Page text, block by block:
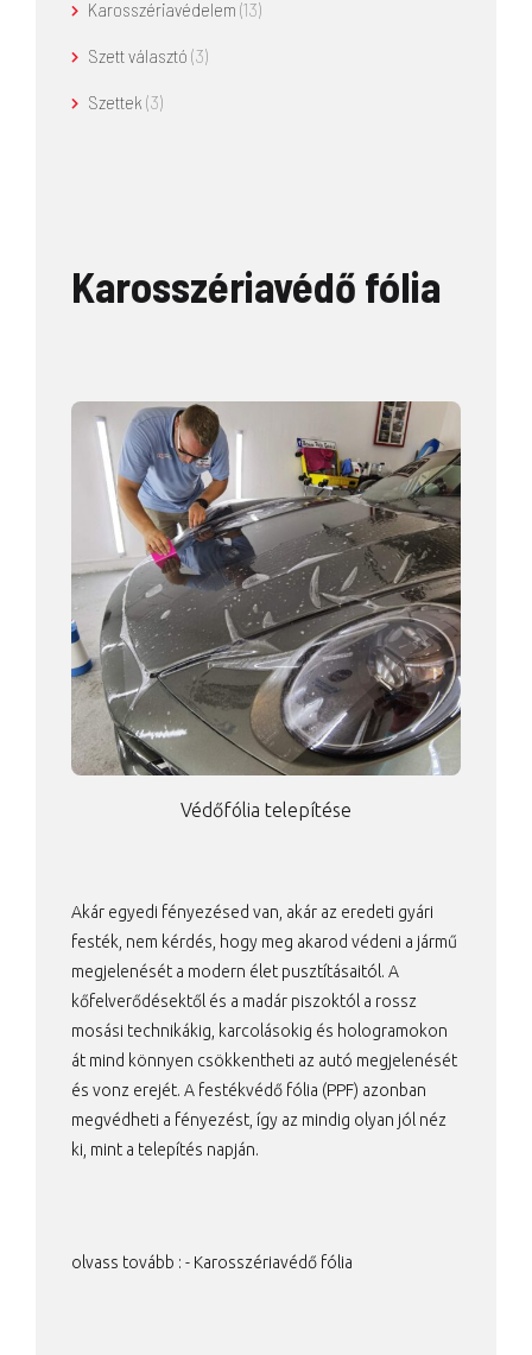
Karosszériavédelem (13)
Szett választó (3)
Szettek (3)
Karosszériavédő fólia
Védőfólia telepítése
Akár egyedi fényezésed van, akár az eredeti gyári
festék, nem kérdés, hogy meg akarod védeni a jármű
megjelenését a modern élet pusztításaitól. A
kőfelverődésektől és a madár piszoktól a rossz
mosási technikákig, karcolásokig és hologramokon
át mind könnyen csökkentheti az autó megjelenését
és vonz erejét. A festékvédő fólia (PPF) azonban
megvédheti a fényezést, így az mindig olyan jól néz
ki, mint a telepítés napján.
olvass tovább : - Karosszériavédő fólia